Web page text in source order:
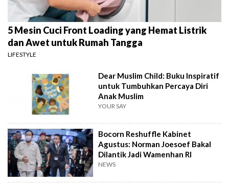
5 Mesin Cuci Front Loading yang Hemat Listrik
dan Awet untuk Rumah Tangga
LIFESTYLE
Dear Muslim Child: Buku Inspiratif
untuk Tumbuhkan Percaya Diri
Anak Muslim
YOUR SAY
Bocorn Reshuffle Kabinet
Agustus: Norman Joesoef Bakal
Dilantik Jadi Wamenhan RI
NEWS